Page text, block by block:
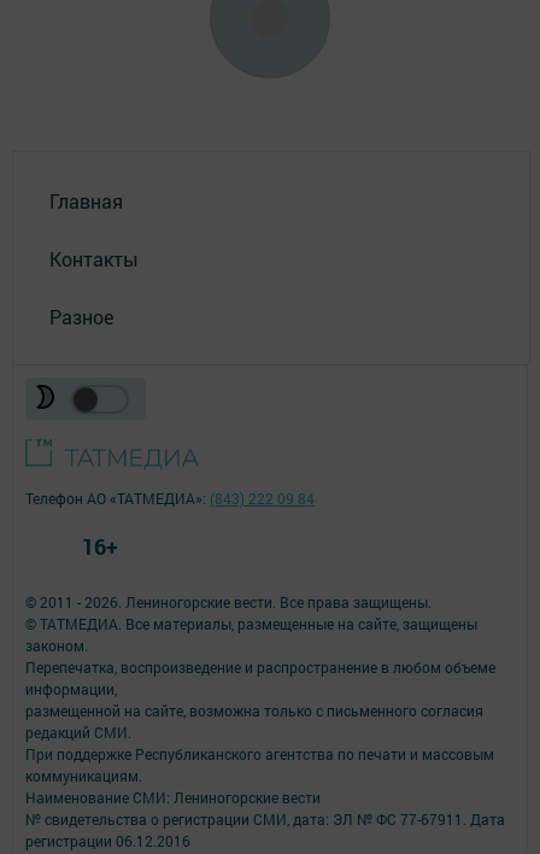
Главная
Контакты
Разное
© 2011 - 2026. Лениногорские вести. Все права защищены.
© ТАТМЕДИА. Все материалы, размещенные на сайте, защищены
законом.
Перепечатка, воспроизведение и распространение в любом объеме
информации,
размещенной на сайте, возможна только с письменного согласия
редакций СМИ.
При поддержке Республиканского агентства по печати и массовым
коммуникациям.
Наименование СМИ: Лениногорские вести
№ свидетельства о регистрации СМИ, дата: ЭЛ № ФС 77-67911. Дата
регистрации 06.12.2016
Телефон АО «ТАТМЕДИА»: (843) 222 09 84
16+